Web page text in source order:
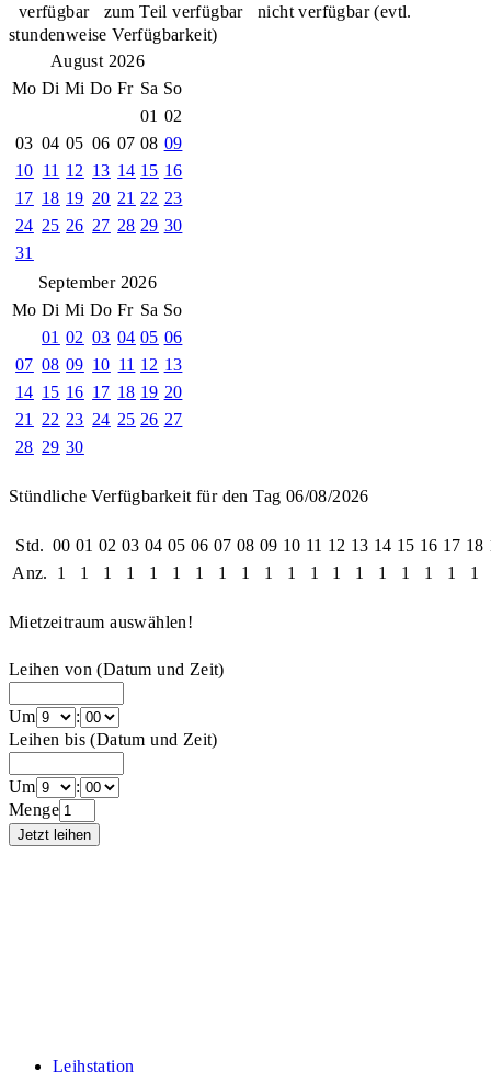
verfügbar zum Teil verfügbar
nicht verfügbar (evtl.
stundenweise Verfügbarkeit)
August 2026
Mo Di Mi Do Fr Sa So
01 02
03 04 05 06 07 08 09
10 11 12 13 14 15 16
17 18 19 20 21 22 23
24 25 26 27 28 29 30
31
September 2026
Mo Di Mi Do Fr Sa So
01 02 03 04 05 06
07 08 09 10 11 12 13
14 15 16 17 18 19 20
21
22 23 24 25 26 27
28 29 30
Stündliche Verfügbarkeit für den Tag 06/08/2026
Std. 00 01 02 03 04 05 06 07 08 09 10 11 12 13 14 15 16 17 18
Anz.
1 1 1 1 1 1 1 1 1 1 1 1 1 1 1 1 1 1 1
Mietzeitraum auswählen!
Leihen von (Datum und Zeit)
Um
:
Leihen bis (Datum und Zeit)
Um
:
Menge
Leihstation